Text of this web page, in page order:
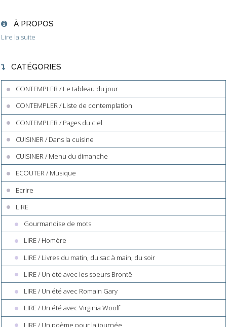
À PROPOS
Lire la suite
CATÉGORIES
CONTEMPLER / Le tableau du jour
CONTEMPLER / Liste de contemplation
CONTEMPLER / Pages du ciel
CUISINER / Dans la cuisine
CUISINER / Menu du dimanche
ECOUTER / Musique
Ecrire
LIRE
Gourmandise de mots
LIRE / Homère
LIRE / Livres du matin, du sac à main, du soir
LIRE / Un été avec les soeurs Brontë
LIRE / Un été avec Romain Gary
LIRE / Un été avec Virginia Woolf
LIRE / Un poème pour la journée